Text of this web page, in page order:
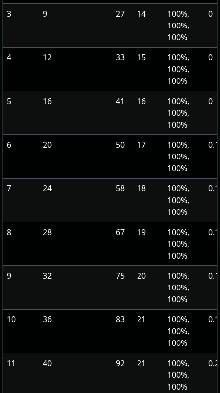
3 9 27 14
100%,
100%,
100%
0
4 12 33 15
100%,
100%,
100%
0
5 16 41 16
100%,
100%,
100%
0
6 20 50 17
100%,
100%,
100%
0.1
7 24 58 18
100%,
100%,
100%
0.1
8 28 67 19
100%,
100%,
100%
0.1
9 32 75 20
100%,
100%,
100%
0.1
10 36 83 21
100%,
100%,
100%
0.1
11 40 92 21
100%,
100%,
100%
0.2